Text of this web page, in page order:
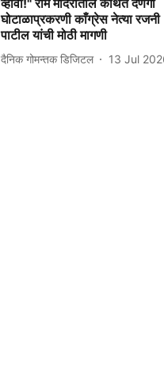
व्हावी!" राम मंदिरातील कथित देणगी
घोटाळाप्रकरणी काँग्रेस नेत्या रजनी
पाटील यांची मोठी मागणी
दैनिक गोमन्तक डिजिटल 13 Jul